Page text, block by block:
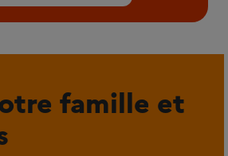
famille et